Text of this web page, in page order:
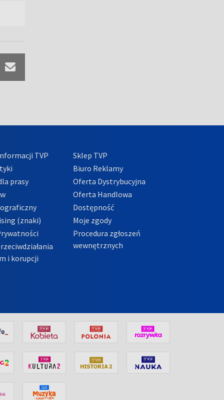
TVP
prasy
(znaki)
i korupcji
Sklep TVP
Biuro Reklamy
Oferta Dystrybucyjna
Oferta Handlowa
Dostępność
Moje zgody
Procedura zgłoszeń
wewnętrznych